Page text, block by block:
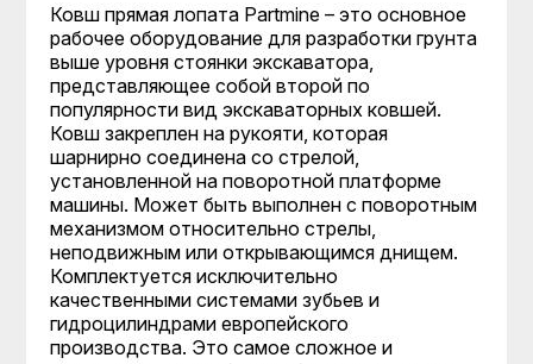
Ковш прямая лопата Partmine – это основное
рабочее оборудование для разработки грунта
выше уровня стоянки экскаватора,
представляющее собой второй по
популярности вид экскаваторных ковшей.
Ковш закреплен на рукояти, которая
шарнирно соединена со стрелой,
установленной на поворотной платформе
машины. Может быть выполнен с поворотным
механизмом относительно стрелы,
неподвижным или открывающимся днищем.
Комплектуется исключительно
качественными системами зубьев и
гидроцилиндрами европейского
производства. Это самое сложное и